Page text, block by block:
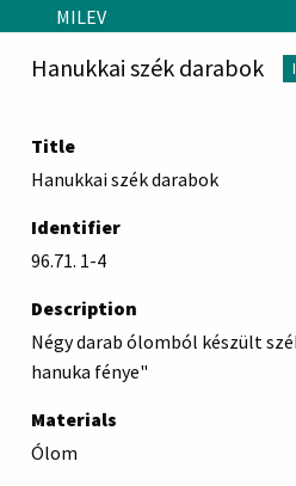
Skip to main content
MILEV
Hanukkai szék darabok
Title
Hanukkai szék darabok
Identifier
96.71. 1-4
Description
Négy darab ólomból készült
hanuka fénye"
Materials
Ólom